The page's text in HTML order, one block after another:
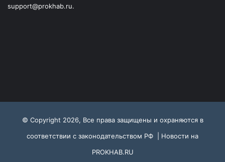
support@prokhab.ru.
© Copyright 2026, Все права защищены и охраняются в
соответствии с законодательством РФ | Новости на
PROKHAB.RU